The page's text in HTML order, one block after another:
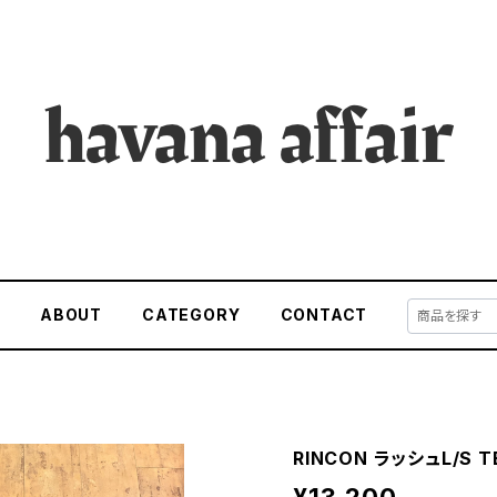
ABOUT CATEGORY CONTACT
RINCON ラッシュL/S